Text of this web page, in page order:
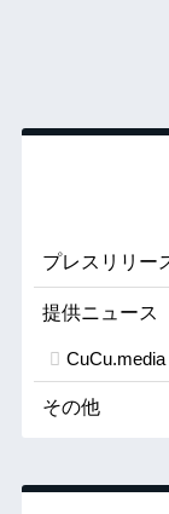
プレスリリー
提供ニュース
CuCu.media
その他